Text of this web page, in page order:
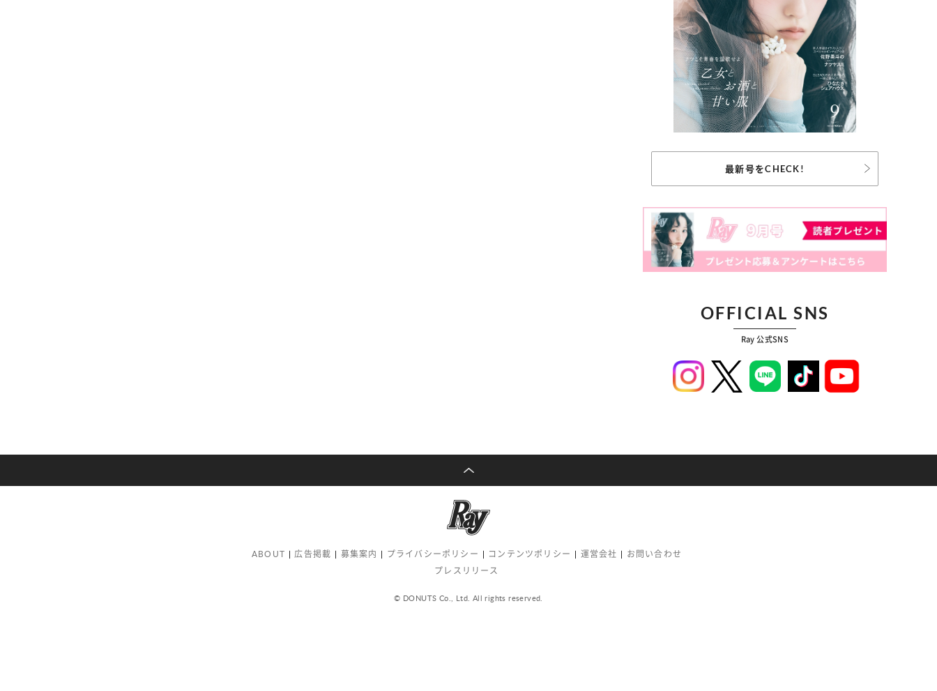
最新号をCHECK!
OFFICIAL SNS
Ray 公式SNS
ABOUT 広告掲載 募集案内 プライバシーポリシー コンテンツポリシー 運営会社
お問い合わせ
プレスリリース
© DONUTS Co., Ltd. All rights reserved.